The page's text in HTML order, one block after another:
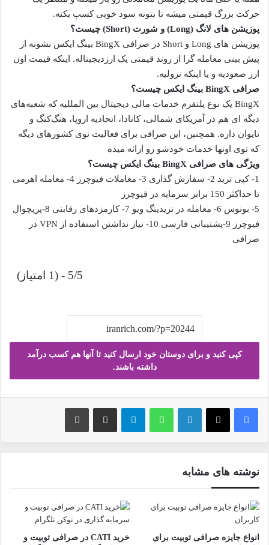
حرکت بزرگ قیمتی میشه تا بتونه سود خوبی کسب بکنه.
پوزیشن های لانگ (Long) و شورت (Short) چیست؟
پوزیشن های Long و Short در صرافی BingX بینگ ایکس نشونه از
پیش‌ بینی معامله‌ گرا از روند قیمتی یک ارزدیجیتاله. اینکه قیمت اون
ارز صعودیه و یا اینکه نزولیه.
صرافی BingX بینگ ایکس چیست؟
BingX یک نوع پلتفرم خدمات مالی دیجیتال بین‌ المللیه که شعبه‌های
دیگه ای هم در آمریکای شمالی، کانادا، اتحادیه اروپا، هنگ‌کنگ و
تایوان داره. همچنین، این صرافی برای فعالیت توی کشورهای دیگه
که توی اونها خدمات خودشو رو ارائه میده
ویژگی های صرافی BingX بینگ ایکس چیست؟
1- کپی ترید 2- سفارش گذاری 3- معاملات فیوچرز 4- معامله اهرمی
تا حداکثر 150 برابر سرمایه در فیوچرز
5- بونوس 6- معامله در تریدینگ ویو 7- کارمزدهای رقابتی 8-پرپچوال
فیوچرز 9-پشتیبانی فارسی 10- نیاز نداشتن استفاده از VPN در
صرافی
5/5 - (1 امتیاز)
کپی کنید و برای دوستان خود ارسال کنید تا آنها هم کسب درآمد
داشته باشند.
فیس بوک X لینکدین واتس آپ تلگرام ارسال ایمیل چاپ
نوشته های مشابه
انواع جایزه صرافی توبیت برای
خرید CATI در صرافی توبیت و